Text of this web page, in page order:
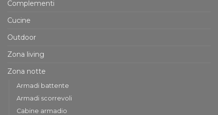
Complementi
Cucine
Outdoor
Zona living
Zona notte
Armadi battente
Armadi scorrevoli
Cabine armadio